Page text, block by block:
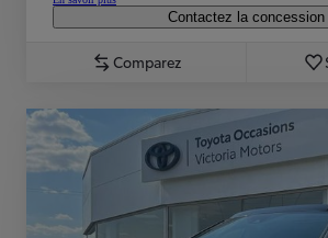
Contactez la concession
Comparez